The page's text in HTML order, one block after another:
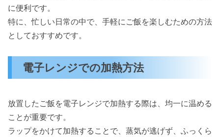
に便利です。
特に、忙しい日常の中で、手軽にご飯を楽しむための方法
としておすすめです。
電子レンジでの加熱方法
放置したご飯を電子レンジで加熱する際は、均一に温める
ことが重要です。
ラップをかけて加熱することで、蒸気が逃げず、ふっくら